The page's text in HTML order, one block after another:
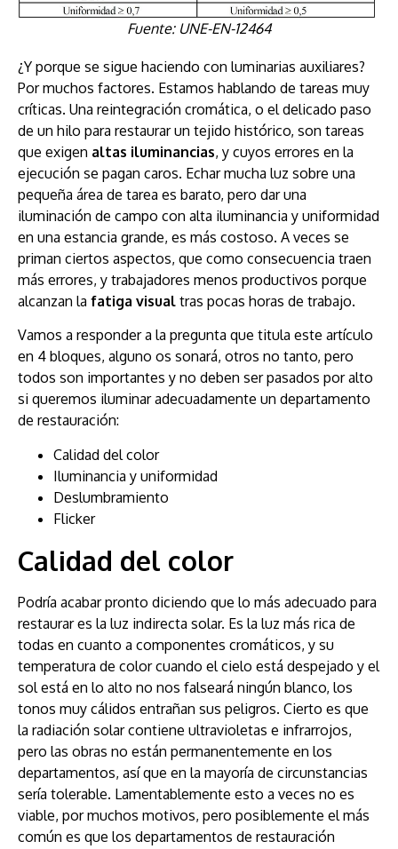
Fuente: UNE-EN-12464
¿Y porque se sigue haciendo con luminarias auxiliares?
Por muchos factores. Estamos hablando de tareas muy
críticas. Una reintegración cromática, o el delicado paso
de un hilo para restaurar un tejido histórico, son tareas
que exigen altas iluminancias, y cuyos errores en la
ejecución se pagan caros. Echar mucha luz sobre una
pequeña área de tarea es barato, pero dar una
iluminación de campo con alta iluminancia y uniformidad
en una estancia grande, es más costoso. A veces se
priman ciertos aspectos, que como consecuencia traen
más errores, y trabajadores menos productivos porque
alcanzan la fatiga visual tras pocas horas de trabajo.
Vamos a responder a la pregunta que titula este artículo
en 4 bloques, alguno os sonará, otros no tanto, pero
todos son importantes y no deben ser pasados por alto
si queremos iluminar adecuadamente un departamento
de restauración:
Calidad del color
Iluminancia y uniformidad
Deslumbramiento
Flicker
Calidad del color
Podría acabar pronto diciendo que lo más adecuado para
restaurar es la luz indirecta solar. Es la luz más rica de
todas en cuanto a componentes cromáticos, y su
temperatura de color cuando el cielo está despejado y el
sol está en lo alto no nos falseará ningún blanco, los
tonos muy cálidos entrañan sus peligros. Cierto es que
la radiación solar contiene ultravioletas e infrarrojos,
pero las obras no están permanentemente en los
departamentos, así que en la mayoría de circunstancias
sería tolerable. Lamentablemente esto a veces no es
viable, por muchos motivos, pero posiblemente el más
común es que los departamentos de restauración